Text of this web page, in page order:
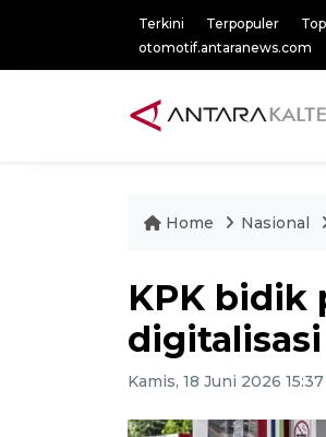
Terkini Terpopuler
otomotif.antaranews.com
Home Nasional
KPK bidik
digitalisasi
Kamis, 18 Juni 2026